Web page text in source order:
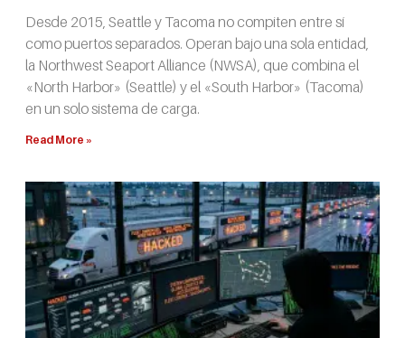
Desde 2015, Seattle y Tacoma no compiten entre sí
como puertos separados. Operan bajo una sola entidad,
la Northwest Seaport Alliance (NWSA), que combina el
«North Harbor» (Seattle) y el «South Harbor» (Tacoma)
en un solo sistema de carga.
Read More »